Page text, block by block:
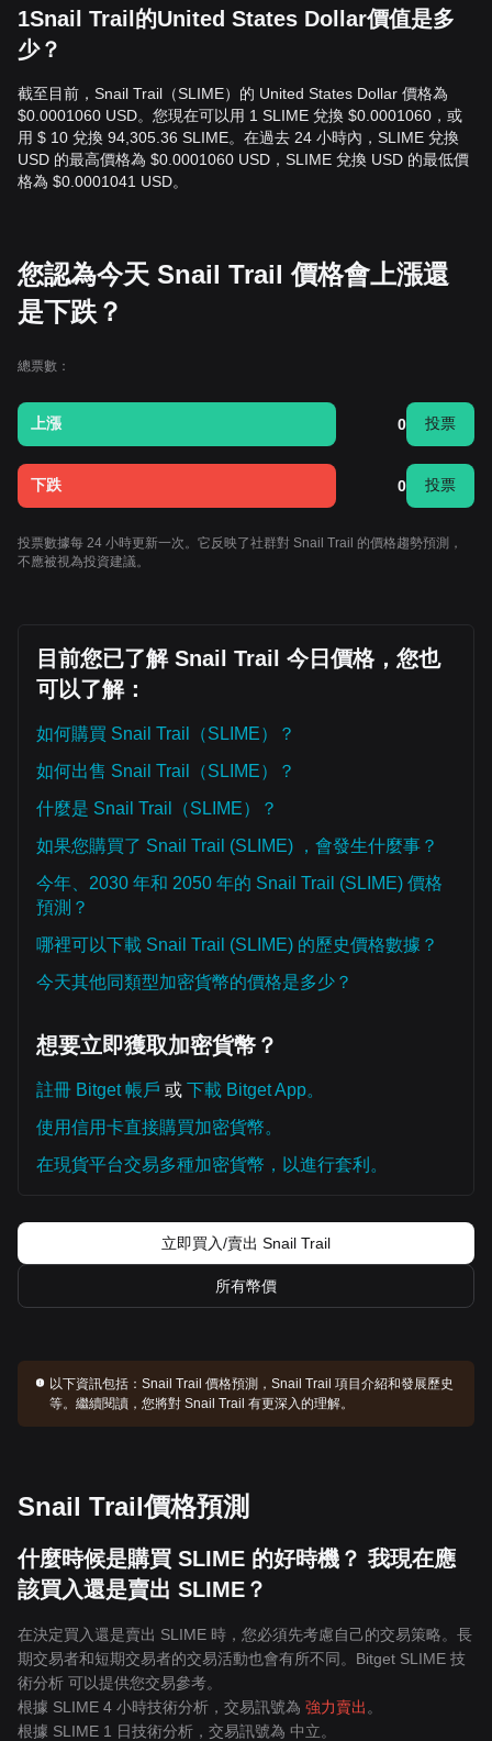
1Snail Trail的United States Dollar價值是多
少？
截至目前，Snail Trail（SLIME）的 United States Dollar 價格為
$0.0001060 USD。您現在可以用 1 SLIME 兌換 $0.0001060，或
用 $ 10 兌換 94,305.36 SLIME。在過去 24 小時內，SLIME 兌換
USD 的最高價格為 $0.0001060 USD，SLIME 兌換 USD 的最低價
格為 $0.0001041 USD。
您認為今天 Snail Trail 價格會上漲還
是下跌？
總票數：
上漲 0 投票
下跌 0 投票
投票數據每 24 小時更新一次。它反映了社群對 Snail Trail 的價格趨勢預測，
不應被視為投資建議。
目前您已了解 Snail Trail 今日價格，您也
可以了解：
如何購買 Snail Trail（SLIME）？
如何出售 Snail Trail（SLIME）？
什麼是 Snail Trail（SLIME）？
如果您購買了 Snail Trail (SLIME) ，會發生什麼事？
今年、2030 年和 2050 年的 Snail Trail (SLIME) 價格
預測？
哪裡可以下載 Snail Trail (SLIME) 的歷史價格數據？
今天其他同類型加密貨幣的價格是多少？
想要立即獲取加密貨幣？
註冊 Bitget 帳戶 或 下載 Bitget App。
使用信用卡直接購買加密貨幣。
在現貨平台交易多種加密貨幣，以進行套利。
立即買入/賣出 Snail Trail
所有幣價
以下資訊包括：Snail Trail 價格預測，Snail Trail 項目介紹和發展歷史
等。繼續閱讀，您將對 Snail Trail 有更深入的理解。
Snail Trail價格預測
什麼時候是購買 SLIME 的好時機？ 我現在應
該買入還是賣出 SLIME？
在決定買入還是賣出 SLIME 時，您必須先考慮自己的交易策略。長
期交易者和短期交易者的交易活動也會有所不同。Bitget SLIME 技
術分析 可以提供您交易參考。
根據 SLIME 4 小時技術分析，交易訊號為 強力賣出 。
根據 SLIME 1 日技術分析，交易訊號為 中立。